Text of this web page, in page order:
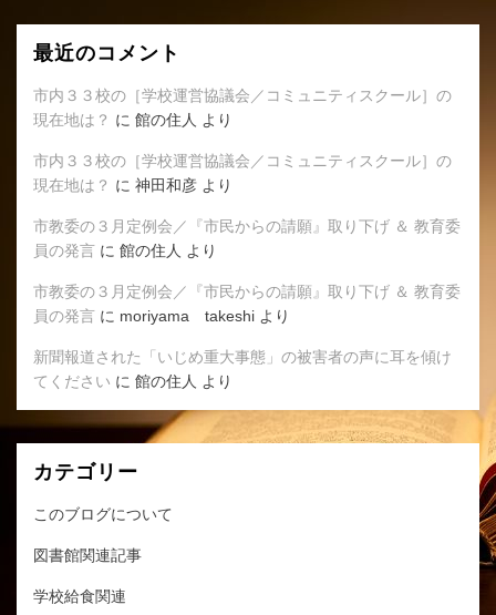
よ
い
い
の
最近のコメント
市内３３校の［学校運営協議会／コミュニティスクール］の
現在地は？ に 館の住人 より
市内３３校の［学校運営協議会／コミュニティスクール］の
現在地は？ に 神田和彦 より
市教委の３月定例会／『市民からの請願』取り下げ ＆ 教育委
員の発言 に 館の住人 より
市教委の３月定例会／『市民からの請願』取り下げ ＆ 教育委
員の発言 に moriyama takeshi より
新聞報道された「いじめ重大事態」の被害者の声に耳を傾け
てください に 館の住人 より
カテゴリー
このブログについて
図書館関連記事
学校給食関連